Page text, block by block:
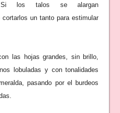
Si los talos se alargan
un tanto para estimular
las hojas grandes, sin brillo,
lobuladas y con tonalidades
pasando por el burdeos